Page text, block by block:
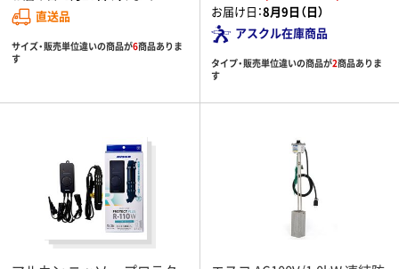
直送品
サイズ・販売単位違いの商品が6商品ありま
す
お届け日：8月9日（日）
アスクル在庫商品
タイプ・販売単位違いの商品が2商品ありま
す